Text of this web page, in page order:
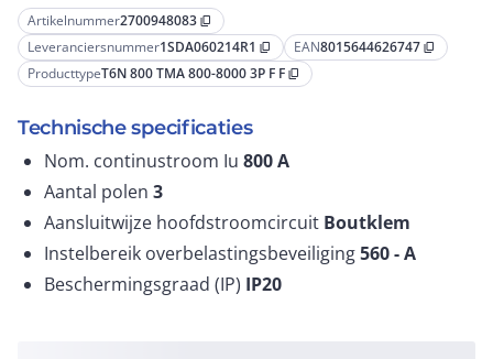
Artikelnummer2700948083 content_copy
Leveranciersnummer1SDA060214R1 content_copy EAN8015644626747 content_copy
ProducttypeT6N 800 TMA 800-8000 3P F F content_copy
Technische specificaties
Nom. continustroom Iu 800A
Aantal polen 3
Aansluitwijze hoofdstroomcircuit Boutklem
Instelbereik overbelastingsbeveiliging560 -A
Beschermingsgraad (IP) IP20